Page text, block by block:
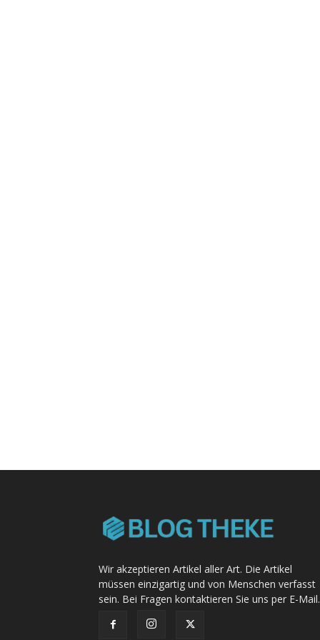
Wir akzeptieren Artikel aller Art. Die Artikel
müssen einzigartig und von Menschen verfasst
sein. Bei Fragen kontaktieren Sie uns per E-Mail.